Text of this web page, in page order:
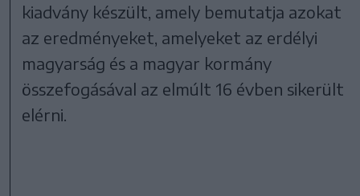
kiadvány készült, amely bemutatja azokat
az eredményeket, amelyeket az erdélyi
magyarság és a magyar kormány
összefogásával az elmúlt 16 évben sikerült
elérni.